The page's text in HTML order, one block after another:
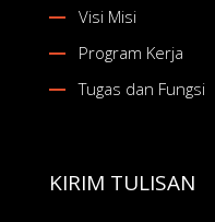
Visi Misi
Program Kerja
Tugas dan Fungsi
KIRIM TULISAN